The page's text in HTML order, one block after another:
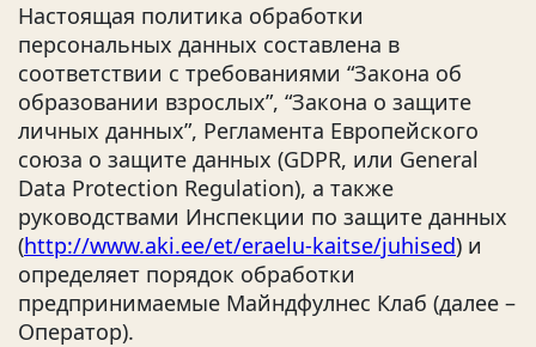
Контакты
Блог
Настоящая политика обработки
персональных данных составлена в
соответствии с требованиями “Закона об
образовании взрослых”, “Закона о защите
личных данных”, Регламента Европейского
союза о защите данных (GDPR, или General
Data Protection Regulation), а также
руководствами Инспекции по защите данных
(http://www.aki.ee/et/eraelu-kaitse/juhised) и
определяет порядок обработки
предпринимаемые Майндфулнес Клаб (далее –
Оператор).